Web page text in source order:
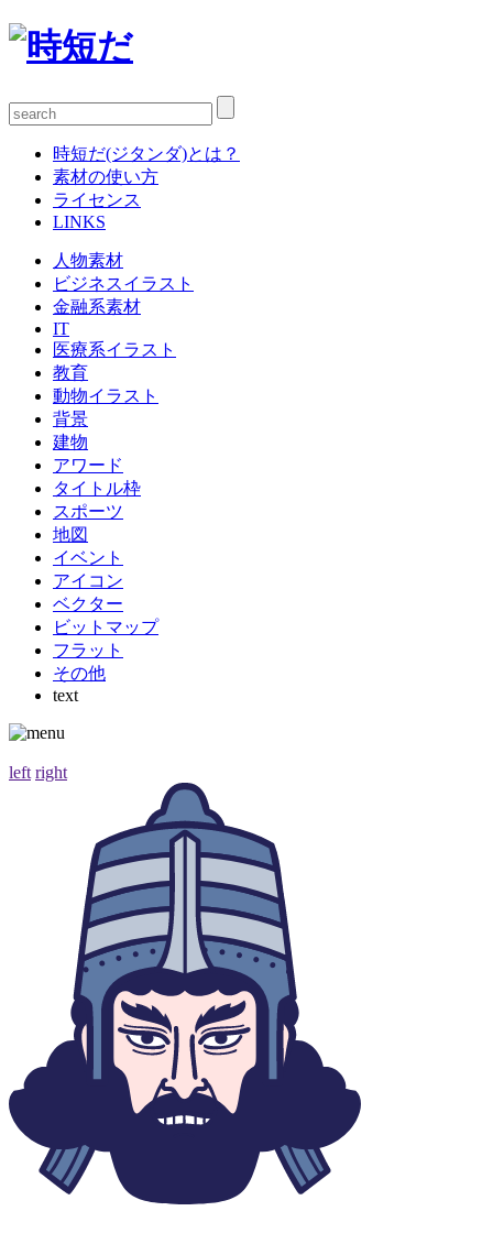
時短だ(ジタンダ)とは？
素材の使い方
ライセンス
LINKS
人物素材
ビジネスイラスト
金融系素材
IT
医療系イラスト
教育
動物イラスト
背景
建物
アワード
タイトル枠
スポーツ
地図
イベント
アイコン
ベクター
ビットマップ
フラット
その他
text
left right